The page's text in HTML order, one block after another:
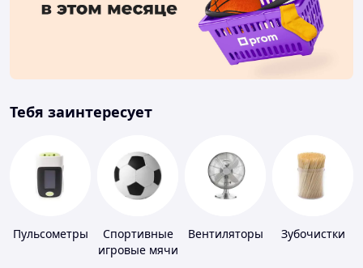
Тебя заинтересует
Пульсометры
Спортивные
игровые мячи
Вентиляторы Зубочистки